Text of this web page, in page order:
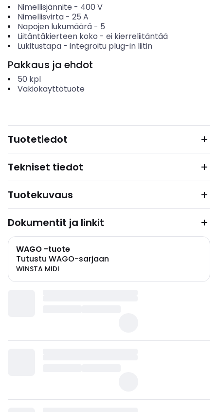
Nimellisjännite - 400 V
Nimellisvirta- 25 A
Napojen lukumäärä- 5
Liitäntäkierteen koko - ei kierreliitäntää
Lukitustapa- integroitu plug-in liitin
Pakkaus ja ehdot
50 kpl
Vakiokäyttötuote
Tuotetiedot
Tekniset tiedot
Tuotekuvaus
Dokumentit ja linkit
WAGO -tuote
Tutustu WAGO-sarjaan
WINSTA MIDI